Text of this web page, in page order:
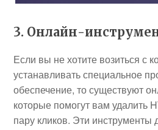
3. Онлайн-
Если вы не хотите возиться с
устанавливать специальное
обеспечение, то существуют
которые помогут вам удалить
пару кликов. Эти инструменты